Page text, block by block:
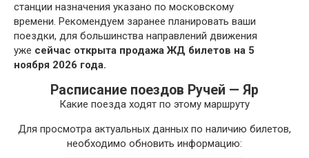
станции назначения указано по московскому
времени. Рекомендуем заранее планировать ваши
поездки, для большинства направлений движения
уже сейчас открыта продажа ЖД билетов на 5
ноября 2026 года.
Расписание поездов Ручей — Яр
Какие поезда ходят по этому маршруту
Для просмотра актуальных данных по наличию билетов,
необходимо обновить информацию: